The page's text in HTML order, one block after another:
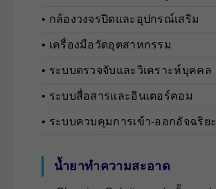
• กล้องวงจรปิดและอุปกรณ์เสริม
• เครื่องมือวัดอุตสาหกรรม
• ระบบตรวจจับและวิเคราะห์บุคคล
• ระบบสื่อสารและอินเตอร์คอม
• ระบบควบคุมการเข้า-ออกอัจฉริยะ
น้ำยาทำความสะอาด